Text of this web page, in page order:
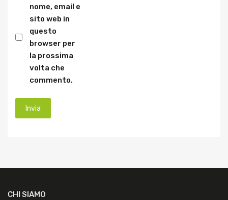
nome, email e
sito web in
questo
browser per
la prossima
volta che
commento.
CHI SIAMO